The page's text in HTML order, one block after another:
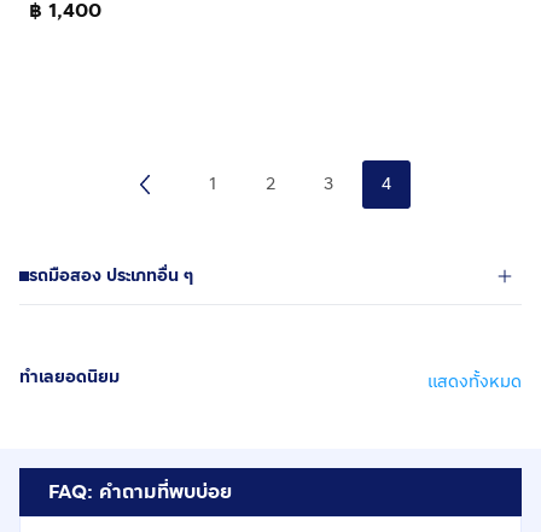
฿ 1,400
1 2 3 4
รถมือสอง ประเภทอื่น ๆ
ทำเลยอดนิยม แสดงทั้งหมด
FAQ: คำถามที่พบบ่อย